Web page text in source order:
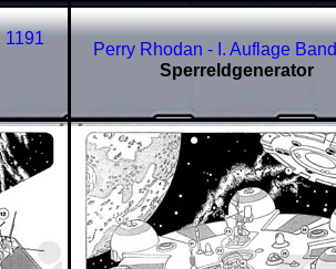
1191
Perry Rhodan - I. Auflage Band
Sperreldgenerator